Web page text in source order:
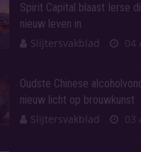
Spirit Capital blaast Ierse
nieuw leven in
Slijtersvakblad
04
Oudste Chinese
nieuw licht op brouwkunst
Slijtersvakblad
03